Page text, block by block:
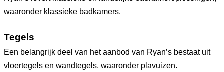
waaronder klassieke badkamers.
Tegels
Een belangrijk deel van het aanbod van Ryan’s bestaat uit
vloertegels en wandtegels, waaronder plavuizen.